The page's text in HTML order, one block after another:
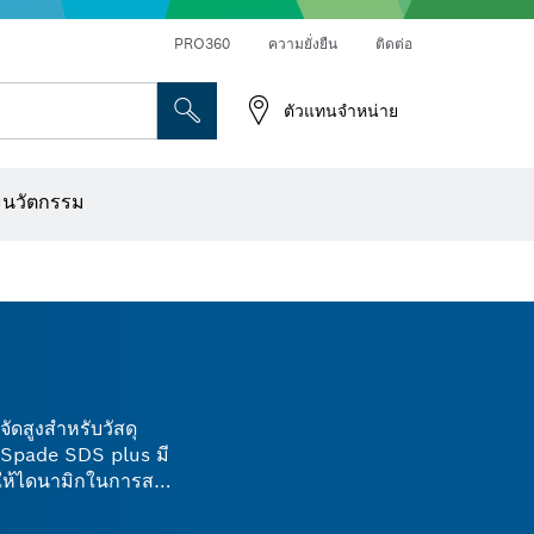
PRO360 ความยั่งยืน ติดต่อ
ตัวแทนจำหน่าย
วัตกรรม
ดสูงสำหรับวัสดุ
SDS plus มี
ไดนามิกในการสกัด